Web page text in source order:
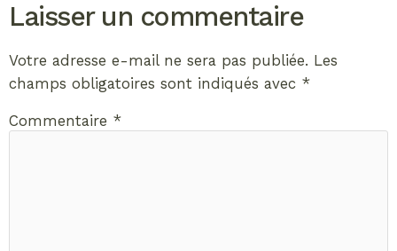
Laisser un commentaire
Votre adresse e-mail ne sera pas publiée. Les
champs obligatoires sont indiqués avec *
Commentaire *